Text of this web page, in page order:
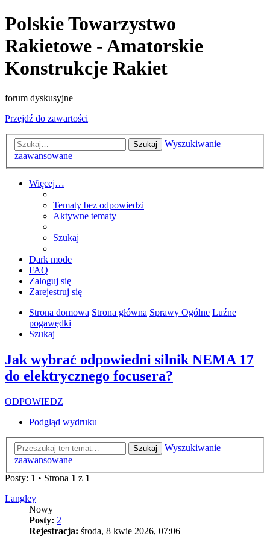
Polskie Towarzystwo
Rakietowe - Amatorskie
Konstrukcje Rakiet
forum dyskusyjne
Przejdź do zawartości
Szukaj
Wyszukiwanie
zaawansowane
Więcej…
Tematy bez odpowiedzi
Aktywne tematy
Szukaj
Dark mode
FAQ
Zaloguj się
Zarejestruj się
Strona domowa Strona główna Sprawy Ogólne Luźne
pogawędki
Szukaj
Jak wybrać odpowiedni silnik NEMA 17
do elektrycznego focusera?
ODPOWIEDZ
Podgląd wydruku
Szukaj
Wyszukiwanie
zaawansowane
Posty: 1 • Strona 1 z 1
Langley
Nowy
Posty: 2
Rejestracja: środa, 8 kwie 2026, 07:06